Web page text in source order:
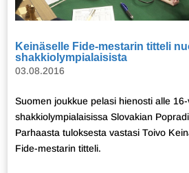
Keinäselle Fide-mestarin titteli
shakkiolympialaisista
03.08.2016
Suomen joukkue pelasi hienosti alle
shakkiolympialaisissa Slovakian
Parhaasta tuloksesta vastasi Toivo
Fide-mestarin titteli.